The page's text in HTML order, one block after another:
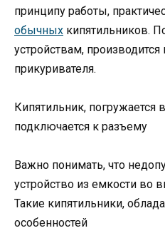
принципу работы,
обычных кипятильников.
устройствам,
прикуривателя.
Кипятильник, погружается
подключается к разъему
Важно понимать, что
устройство из емкости во
Такие кипятильники,
особенностей